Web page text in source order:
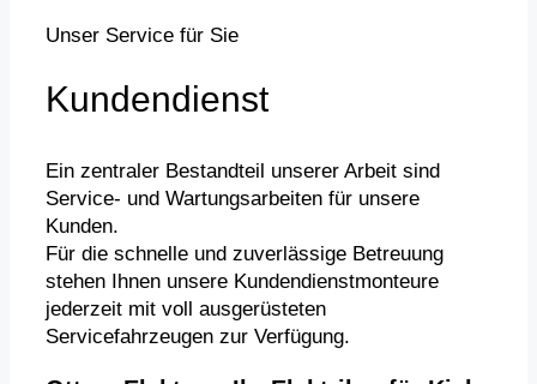
Unser Service für Sie
Kundendienst
Ein zentraler Bestandteil unserer Arbeit sind
Service- und Wartungsarbeiten für unsere
Kunden.
Für die schnelle und zuverlässige Betreuung
stehen Ihnen unsere Kundendienstmonteure
jederzeit mit voll ausgerüsteten
Servicefahrzeugen zur Verfügung.